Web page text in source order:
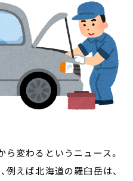
変わるというニュース。
例えば北海道の羅臼岳は、